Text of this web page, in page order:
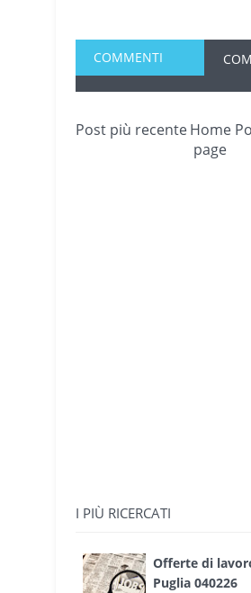
COMMENTI
Post più recente Home
page
I PIÙ RICERCATI
Offerte di
Puglia 040226